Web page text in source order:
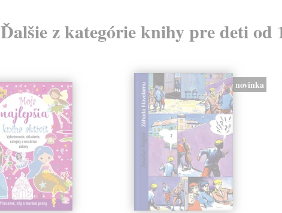
Ďalšie z kategórie knihy pre deti od
novinka